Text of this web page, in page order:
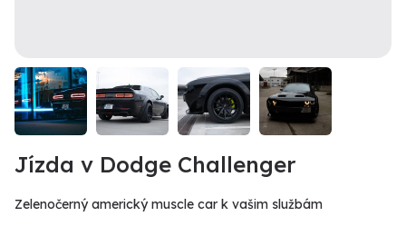
Jízda v Dodge Challenger
Zelenočerný americký muscle car k vašim službám